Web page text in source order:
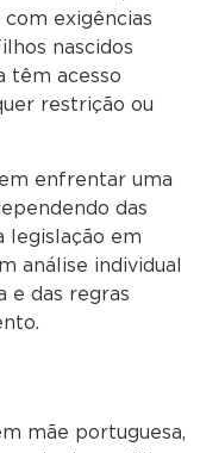
exigências
nascidos
têm acesso
restrição ou
enfrentar uma
das
legislação em
análise individual
e das regras
mãe portuguesa,